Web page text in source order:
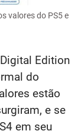
valores do PS5 e
Edition
do
estão
e se
em seu